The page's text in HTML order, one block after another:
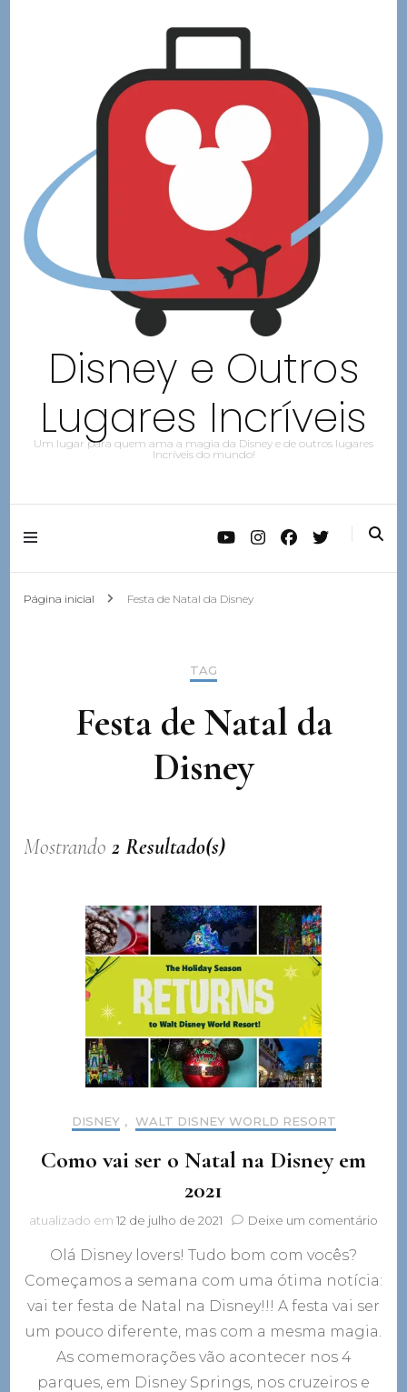
Disney e Outros
Lugares Incríveis
Um lugar para quem ama a magia da Disney e de outros lugares
Incríveis do mundo!
Página inicial Festa de Natal da Disney
TAG
Festa de Natal da
Disney
Mostrando2 Resultado(s)
DISNEY , WALT DISNEY WORLD RESORT
Como vai ser o Natal na Disney em
2021
atualizado em 12 de julho de 2021 Deixe um comentário
Olá Disney lovers! Tudo bom com vocês?
Começamos a semana com uma ótima notícia:
vai ter festa de Natal na Disney!!! A festa vai ser
um pouco diferente, mas com a mesma magia.
As comemorações vão acontecer nos 4
parques, em Disney Springs, nos cruzeiros e